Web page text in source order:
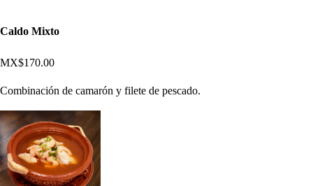
Caldo Mixto
MX$170.00
Combinación de camarón y filete de pescado.